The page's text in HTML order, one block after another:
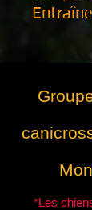
*Les